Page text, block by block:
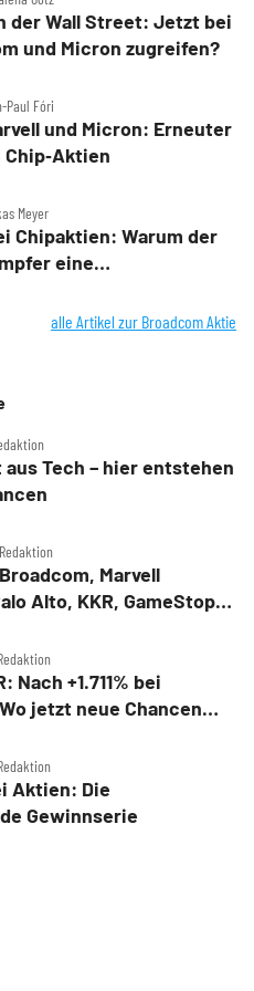
der Wall Street: Jetzt bei
und Micron zugreifen?
Paul Fóri
und Micron: Erneuter
Meyer
Chipaktien: Warum der
eine
alle Artikel zur Broadcom Aktie
Tech – hier entstehen
Marvell
Alto, KKR, GameStop,
Nach +1.711% bei
jetzt neue Chancen
Aktien: Die
Gewinnserie